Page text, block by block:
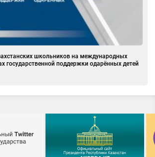
школьников на международных
государственной поддержки одарённых детей